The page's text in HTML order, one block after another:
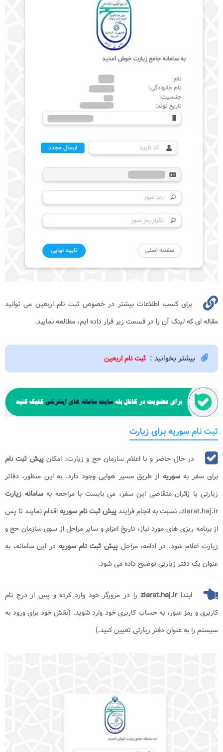
برای کسب اطلاعات بیشتر در خصوص ثبت نام اربعین می توانید
مقاله ای که لینک آن را در قسمت زیر قرار داده ایم، مطالعه نمایید.
بیشتر بخوانید : ثبت نام اربعین
ثبت نام سوریه برای زیارت
در حال حاضر و با اعلام سازمان حج و زیارت، امکانپیش ثبت نام
برای سفر بهسوریه از طریق مسیر هوایی وجود دارد. به این منظور، دفاتر
زیارتی یا زائران متقاضی این سفر، می بایست با مراجعه بهسامانه زیارت
ziarat.haj.ir، نسبت به انجام فرایندپیش ثبت نام سوریهاقدام نمایند تا پس
از برنامه ریزی های مورد نیاز، تاریخ اعزام و سایر مراحل از سوی سازمان حج و
زیارت اعلام شود. در ادامه، مراحلپیش ثبت نام سوریه در این سامانه، به
عنوان یک دفتر زیارتی توضیح داده می شود.
ابتدا ziarat.haj.irرا در مرورگر خود وارد کرده و پس از درج نام
کاربری و رمز عبور، به حساب کاربری خود وارد شوید. (نقش خود برای ورود به
سیستم را به عنوان دفتر زیارتی تعیین کنید.)